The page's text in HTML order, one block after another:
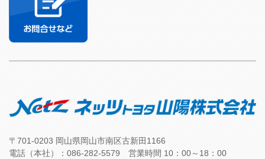
〒701-0203 岡山県岡山市南区古新田1166
電話（本社）：086-282-5579 営業時間 10：00～18：00